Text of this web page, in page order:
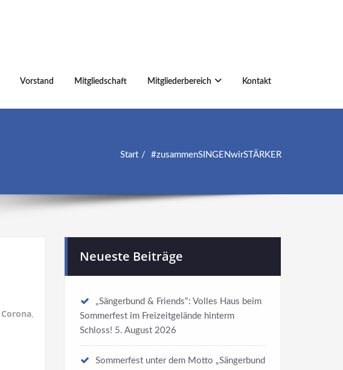
Vorstand Mitgliedschaft Mitgliederbereich Kontakt
Start #zusammenSINGENwirSTÄRKER
Corona,
Neueste Beiträge
„Sängerbund & Friends“: Volles Haus beim
Sommerfest im Freizeitgelände hinterm
Schloss! 5. August 2026
Sommerfest unter dem Motto „Sängerbund